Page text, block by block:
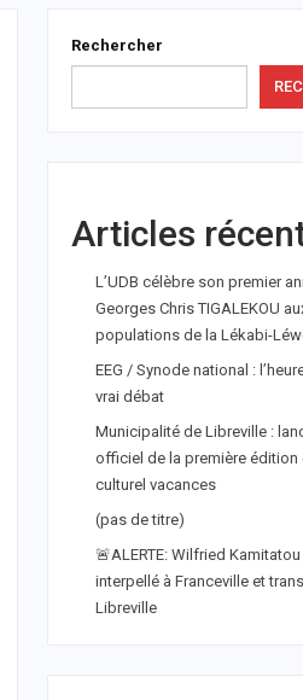
Rechercher
Articles
L’UDB célèbre son premier
Georges Chris TIGALEKOU
populations de la Lékabi-
EEG / Synode national :
vrai débat
Municipalité de Libreville :
officiel de la première édition
culturel vacances
(pas de titre)
🚨ALERTE: Wilfried
interpellé à Franceville et
Libreville